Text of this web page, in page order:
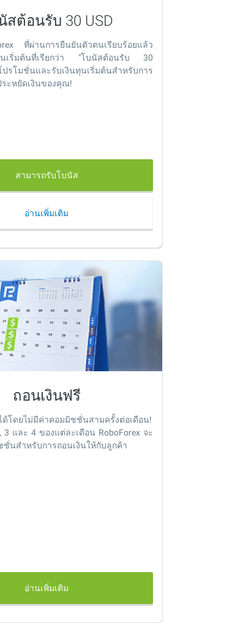
สต้อนรับ 30 USD
ที่ผ่านการยืนยันตัวตนเรียบร้อยแล้ว
นเริ่มต้นที่เรียกว่า "โบนัสต้อนรับ 30
รโมชั่นและรับเงินทุนเริ่มต้นสำหรับการ
ะหยัดเงินของคุณ!
สามารถรับโบนัส
อ่านเพิ่มเติม
ถอนเงินฟรี
ด้โดยไม่มีค่าคอมมิชชั่นสามครั้งต่อเดือน!
3 และ 4 ของแต่ละเดือน RoboForex จะ
นสำหรับการถอนเงินให้กับลูกค้า
อ่านเพิ่มเติม